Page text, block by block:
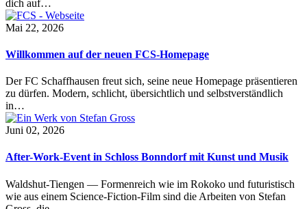
dich auf…
Mai 22, 2026
Willkommen auf der neuen FCS-Homepage
Der FC Schaffhausen freut sich, seine neue Homepage präsentieren
zu dürfen. Modern, schlicht, übersichtlich und selbstverständlich
in…
Juni 02, 2026
After-Work-Event in Schloss Bonndorf mit Kunst und Musik
Waldshut-Tiengen — Formenreich wie im Rokoko und futuristisch
wie aus einem Science-Fiction-Film sind die Arbeiten von Stefan